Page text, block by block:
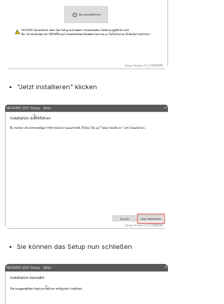
"Jetzt installieren" klicken
Open
Sie können das Setup nun schließen
Open